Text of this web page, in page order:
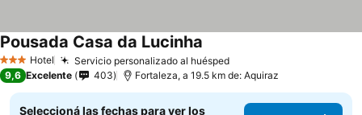
3 Estrellas
Hotel Servicio personalizado al huéspedVer precios
Pousada Casa da Lucinha
9,6 Excelente 403 Fortaleza, a 19.5 km de: Aquiraz
Seleccioná las fechas para ver los